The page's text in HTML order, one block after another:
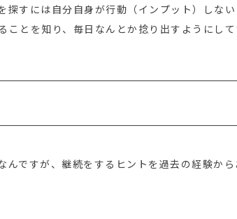
探すには自分自身が行動（インプット）しな
とを知り、毎日なんとか捻り出すようにして
んですが、継続をするヒントを過去の経験か